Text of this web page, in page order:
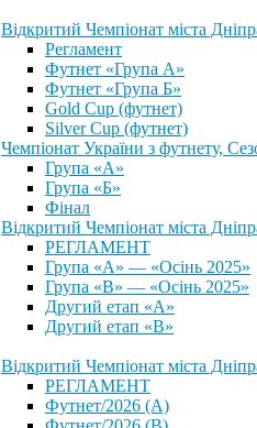
Відкритий Чемпіонат міста
Регламент
Футнет «Група А»
Футнет «Група Б»
Gold Cup (футнет)
Silver Cup (футнет)
Чемпіонат України з футнету,
Група «А»
Група «Б»
Фінал
Відкритий Чемпіонат міста
РЕГЛАМЕНТ
Група «А» — «Осінь 2025»
Група «В» — «Осінь 2025»
Другий етап «А»
Другий етап «В»
Відкритий Чемпіонат міста
РЕГЛАМЕНТ
Футнет/2026 (А)